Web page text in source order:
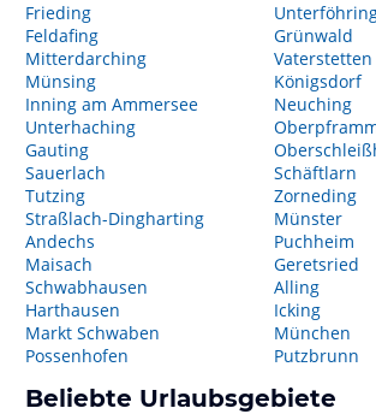
Frieding
Feldafing
Mitterdarching
Münsing
Inning am Ammersee
Unterhaching
Gauting
Sauerlach
Tutzing
Straßlach-Dingharting
Andechs
Maisach
Schwabhausen
Harthausen
Markt Schwaben
Possenhofen
Grünwald
Vaterstetten
Königsdorf
Neuching
Schäftlarn
Zorneding
Münster
Puchheim
Geretsried
Alling
Icking
München
Putzbrunn
Beliebte Urlaubsgebiete